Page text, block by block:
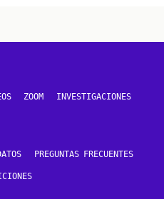
ZOOM INVESTIGACIONES
PREGUNTAS FRECUENTES